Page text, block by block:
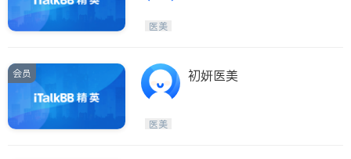
医美
会员 初妍医美
医美